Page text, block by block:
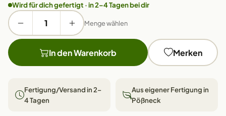
Wird für dich gefertigt · in 2–4 Tagen bei dir
Menge wählen
In den Warenkorb Merken
Fertigung/Versand in 2–
4 Tagen
Aus eigener Fertigung in
Pößneck